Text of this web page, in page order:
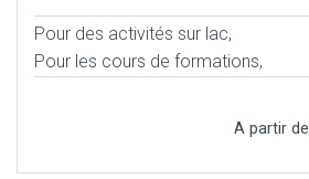
Pour des activités sur lac,
Pour les cours de formations,
A partir de